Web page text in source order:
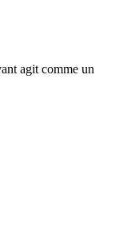
agit comme un